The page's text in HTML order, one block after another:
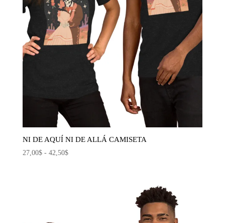
NI DE AQUÍ NI DE ALLÁ CAMISETA
27,00$ - 42,50$Rango